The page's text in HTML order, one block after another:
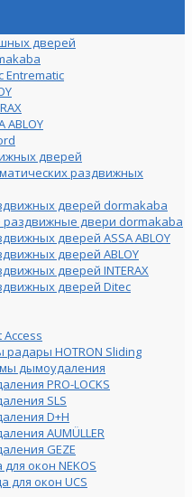
дверей
Entrematic
ABLOY
дверей
раздвижных
дверей dormakaba
раздвижные двери dormakaba
дверей ASSA ABLOY
дверей ABLOY
дверей INTERAX
дверей Ditec
Access
радары HOTRON Sliding
дымоудаления
PRO-LOCKS
SLS
D+H
AUMÜLLER
GEZE
окон NEKOS
для окон UСS